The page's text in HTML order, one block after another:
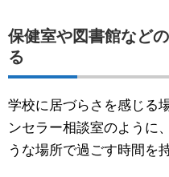
保健室や図書館など
る
学校に居づらさを感じる
ンセラー相談室のように
うな場所で過ごす時間を